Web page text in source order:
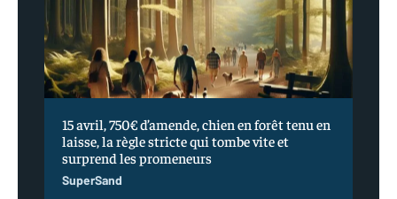
15 avril, 750€ d’amende, chien en forêt tenu en
laisse, la règle stricte qui tombe vite et
surprend les promeneurs
SuperSand